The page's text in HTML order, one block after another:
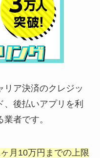
リア決済のクレジッ
、後払いアプリを利
者です。
月10万円までの上限